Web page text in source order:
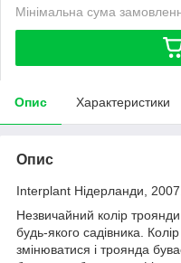
Мінімальна сума
Опис Характеристики
Опис
Interplant Нідерланди, 2007.
Незвичайний колір
будь-якого садівника.
змінюватися і троянда